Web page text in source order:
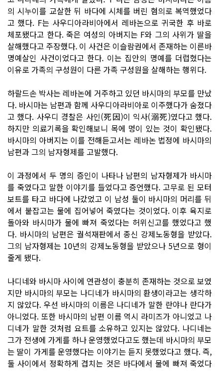
의 시누이를 교살한 뒤 바다에 시체를 버린 혐의로 복역했었다
고 했다. F는 사우디아라비아에서 레바논으로 귀국한 후 바로
체포됐다고 한다. 죽은 여성의 아버지는 F와 그의 사위가 딸을
살해했다고 주장했다. 이 사건은 이슬람권에서 존재하는 이른바
명예살인 사건이었다고 한다. 이는 집안의 명예를 더럽혔다는
이유로 가족의 구성원이 다른 가족 구성원을 살해하는 행위다.
하랄드손 박사는 레바논에 거주하고 있던 바시마의 부모를 만났
다. 바시마는 남편과 함께 사우디아라비아로 이주했다가 숨졌다
고 했다. 사우디 경찰은 사인(死因)이 익사(溺死)였다고 했다.
하지만 의료기록을 확인해보니 목에 멍이 있는 것이 확인됐다.
바시마의 아버지는 이를 전해듣고서는 레바논 법정에 바시마의
남편과 그의 남자형제를 고발했다.
이 과정에서 두 명의 증인이 나타나 남편의 남자형제가 바시마
를 죽였다고 말한 이야기를 들었다고 증언했다. 고무로 된 모터
보트를 타고 바다에 나갔었고 이 남성 둘이 바시마의 머리를 뒤
에서 붙잡고는 물에 집어넣어 죽였다는 것이었다. 이후 육지로
돌아와 바시마가 물에 빠져 죽었다는 허위신고를 했었다고 했
다. 바시마의 남편은 궐석재판에서 종신 강제노동형을 받았다.
그의 남자형제는 10년의 강제노동형을 받았으나 5년으로 형이
줄게 됐다.
나디네와 바시마 사이에 연관성이 충분히 존재하는 것으로 보였
지만 바시마의 부모는 나디네가 바시마의 환생이라고는 생각하
지 않았다. 우선 바시마의 이름은 나디네가 말한 란야나 란다가
아니었다. 또한 바시마의 남편 이름 역시 라미즈가 아니었고 나
디네가 말한 것처럼 요트를 소유하고 있지는 않았다. 나디네는
그가 전생에 가게를 하나 운영했었다고도 했는데 바시마의 부모
는 딸이 가게를 운영했다는 이야기는 듣지 못했었다고 했다. 즉,
둘 사이에서 정확하게 겹치는 것은 바다에서 물에 빠져 죽었다